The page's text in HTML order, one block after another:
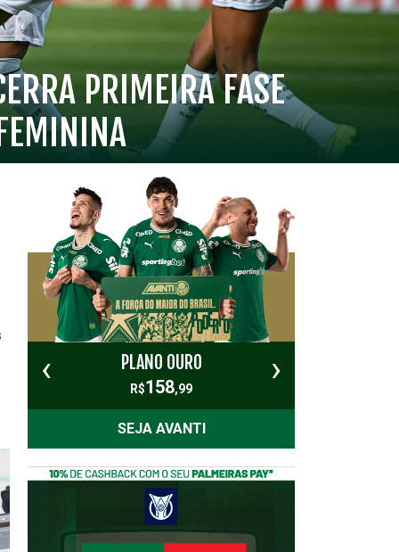
PRIMEIRA FASE
PLANO OURO
R$158,99
‹ ›
SEJA AVANTI